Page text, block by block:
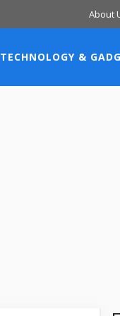
About
TECHNOLOGY &